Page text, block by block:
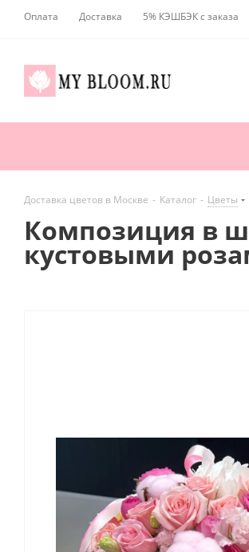
Оплата Доставка 5% КЭШБЭК с заказа
Доставка цветов в Москве - Каталог - Цветы
Композиция в
кустовыми